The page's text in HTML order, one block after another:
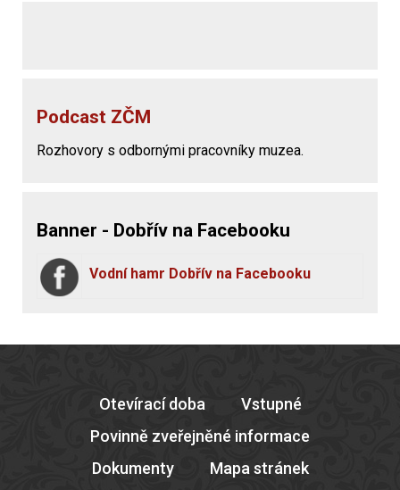
Podcast ZČM
Rozhovory s odbornými pracovníky muzea.
Banner - Dobřív na Facebooku
Vodní hamr Dobřív na Facebooku
Otevírací doba
Vstupné
Povinně zveřejněné informace
Dokumenty
Mapa stránek